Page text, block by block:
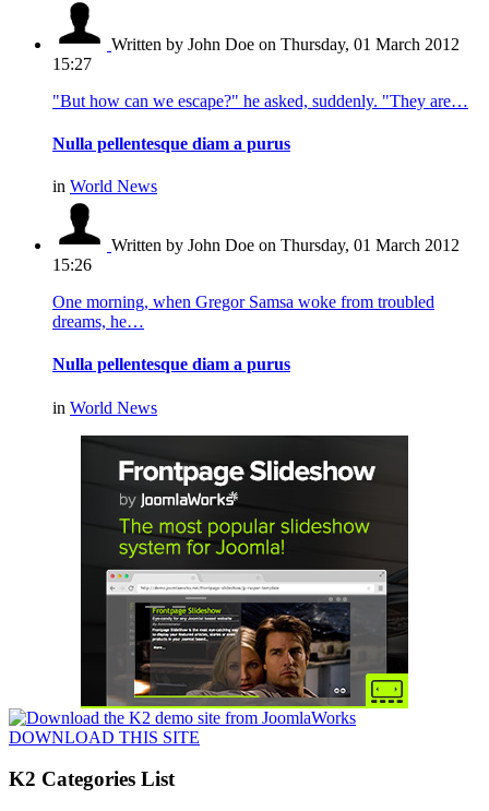
Written by John Doe on Thursday, 01 March 2012
15:27
"But how can we escape?" he asked, suddenly. "They are…
Nulla pellentesque diam a purus
in World News
Written by John Doe on Thursday, 01 March 2012
15:26
One morning, when Gregor Samsa woke from troubled
dreams, he…
Nulla pellentesque diam a purus
in World News
DOWNLOAD THIS SITE
K2 Categories List